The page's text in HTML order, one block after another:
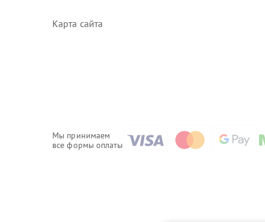
Карта сайта
Мы принимаем
все формы оплаты